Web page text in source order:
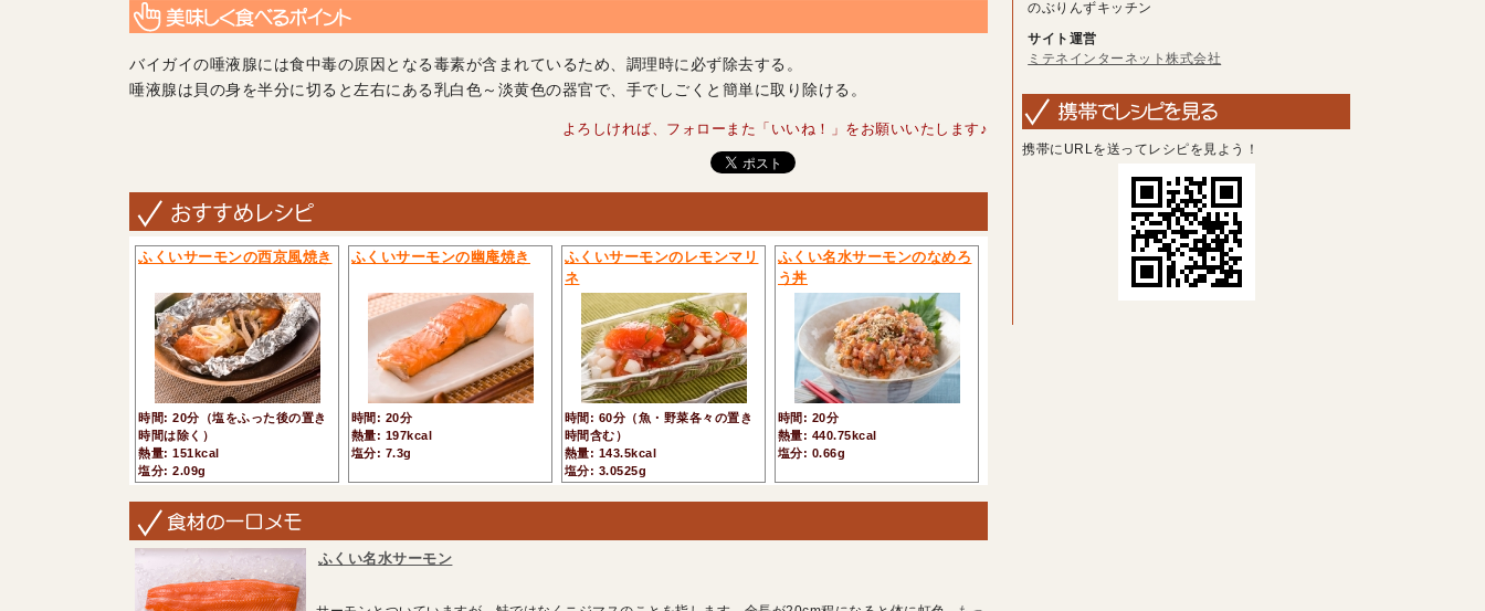
バイガイの唾液腺には食中毒の原因となる毒素が含まれているため、調理時に必ず除去する。
唾液腺は貝の身を半分に切ると左右にある乳白色～淡黄色の器官で、手でしごくと簡単に取り除ける。
よろしければ、フォローまた「いいね！」をお願いいたします♪
ふくいサーモンの西京風焼き
時間: 20分（塩をふった後の置き
時間は除く）
熱量: 151kcal
塩分: 2.09g
ふくいサーモンの幽庵焼き
時間: 20分
熱量: 197kcal
塩分: 7.3g
ふくいサーモンのレモンマリ
ネ
時間: 60分（魚・野菜各々の置き
時間含む）
熱量: 143.5kcal
塩分: 3.0525g
ふくい名水サーモンのなめろ
う丼
時間: 20分
熱量: 440.75kcal
塩分: 0.66g
ふくい名水サーモン
のぶりんずキッチン
サイト運営
ミテネインターネット株式会社
携帯にURLを送ってレシピを見よう！